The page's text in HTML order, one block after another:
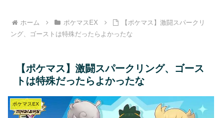
ホーム ポケマスEX
【ポケマス】激闘スパークリ
ング、ゴーストは特殊だったらよかったな
【ポケマス】激闘スパークリング、ゴース
トは特殊だったらよかったな
ポケマスEX